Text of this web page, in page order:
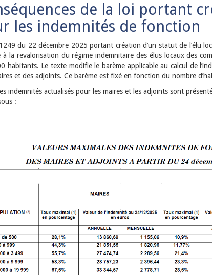
de la loi portant
les indemnités de fonction
du 22 décembre 2025 portant création d’un statut de l’élu
la revalorisation du régime indemnitaire des élus locaux des
habitants. Le texte modifie le barème applicable au calcul de
et des adjoints. Ce barème est fixé en fonction du nombre
indemnités actualisés pour les maires et les adjoints sont
: